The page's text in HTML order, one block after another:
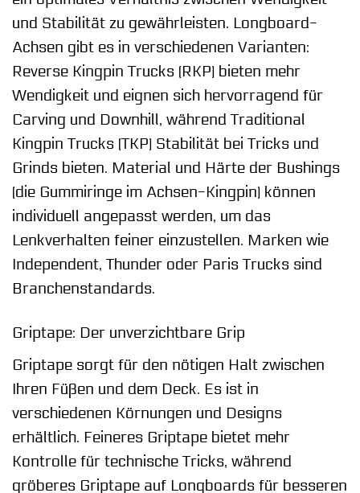
und Stabilität zu gewährleisten. Longboard-
Achsen gibt es in verschiedenen Varianten:
Reverse Kingpin Trucks (RKP) bieten mehr
Wendigkeit und eignen sich hervorragend für
Carving und Downhill, während Traditional
Kingpin Trucks (TKP) Stabilität bei Tricks und
Grinds bieten. Material und Härte der Bushings
(die Gummiringe im Achsen-Kingpin) können
individuell angepasst werden, um das
Lenkverhalten feiner einzustellen. Marken wie
Independent, Thunder oder Paris Trucks sind
Branchenstandards.
Griptape: Der unverzichtbare Grip
Griptape sorgt für den nötigen Halt zwischen
Ihren Füßen und dem Deck. Es ist in
verschiedenen Körnungen und Designs
erhältlich. Feineres Griptape bietet mehr
Kontrolle für technische Tricks, während
gröberes Griptape auf Longboards für besseren